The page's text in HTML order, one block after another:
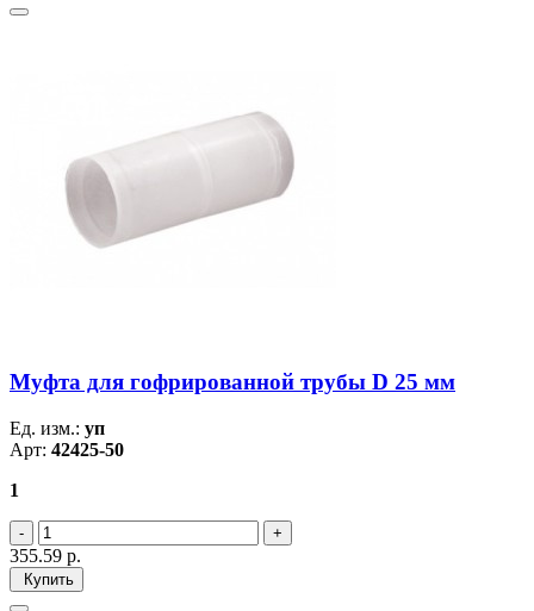
Муфта для гофрированной трубы D 25 мм
Ед. изм.: уп
Арт: 42425-50
1
355.59 р.
Купить